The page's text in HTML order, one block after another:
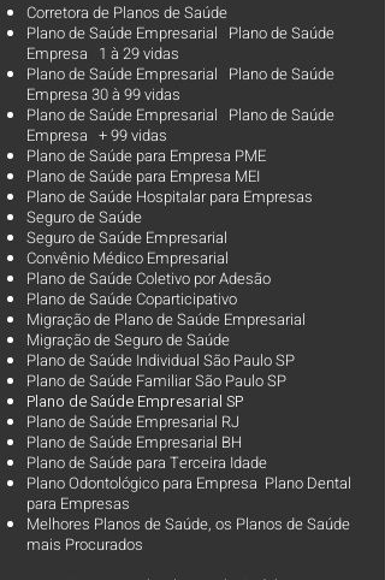
Corretora de Planos de Saúde
Plano de Saúde Empresarial Plano de Saúde
Empresa 1 à 29 vidas
Plano de Saúde Empresarial Plano de Saúde
Empresa 30 à 99 vidas ​
Plano de Saúde Empresarial Plano de Saúde
Empresa + 99 vidas
Plano de Saúde para Empresa PME
Plano de Saúde para Empresa MEI
Plano de Saúde Hospitalar para Empresas
Seguro de Saúde
Seguro de Saúde Empresarial
Convênio Médico Empresarial
Plano de Saúde Coletivo por Adesão
Plano de Saúde Coparticipativo
Migração de Plano de Saúde Empresarial
Migração de Seguro de Saúde
Plano de Saúde Individual São Paulo SP
Plano de Saúde Familiar São Paulo SP
Plano de Saúde Empresarial SP
Plano de Saúde Empresarial RJ
Plano de Saúde Empresarial BH
Plano de Saúde para Terceira Idade
Plano Odontológico para Empresa Plano Dental
para Empresas
Melhores Planos de Saúde, os Planos de Saúde
mais Procurados​